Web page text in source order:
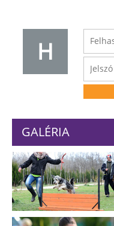
H
GALÉRIA